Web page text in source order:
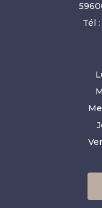
Tél :